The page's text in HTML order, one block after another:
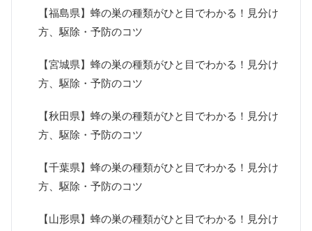
【福島県】蜂の巣の種類がひと目でわかる！見分け
方、駆除・予防のコツ
【宮城県】蜂の巣の種類がひと目でわかる！見分け
方、駆除・予防のコツ
【秋田県】蜂の巣の種類がひと目でわかる！見分け
方、駆除・予防のコツ
【千葉県】蜂の巣の種類がひと目でわかる！見分け
方、駆除・予防のコツ
【山形県】蜂の巣の種類がひと目でわかる！見分け